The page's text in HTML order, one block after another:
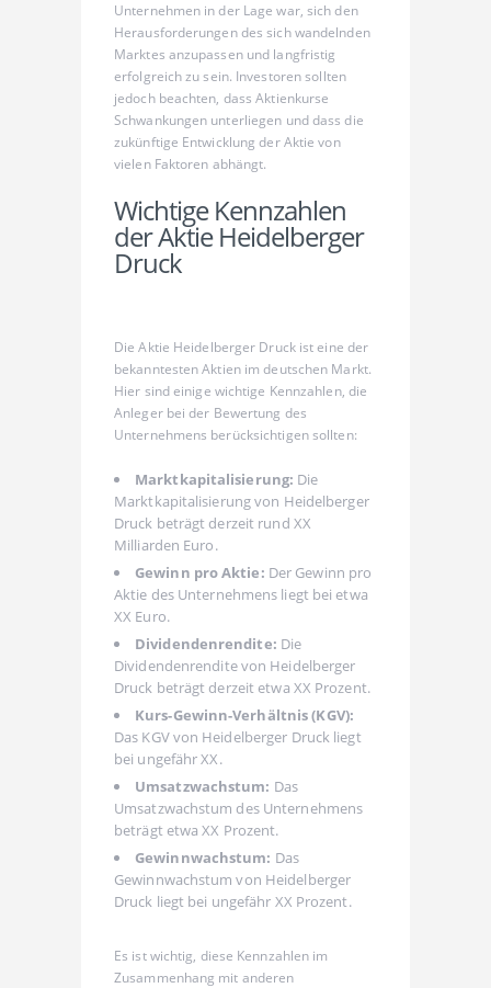
Unternehmen in der Lage war, sich den
Herausforderungen des sich wandelnden
Marktes anzupassen und langfristig
erfolgreich zu sein. Investoren sollten
jedoch beachten, dass Aktienkurse
Schwankungen unterliegen und dass die
zukünftige Entwicklung der Aktie von
vielen Faktoren abhängt.
Wichtige Kennzahlen
der Aktie Heidelberger
Druck
Die Aktie Heidelberger Druck ist eine der
bekanntesten Aktien im deutschen Markt.
Hier sind einige wichtige Kennzahlen, die
Anleger bei der Bewertung des
Unternehmens berücksichtigen sollten:
Marktkapitalisierung: Die
Marktkapitalisierung von Heidelberger
Druck beträgt derzeit rund XX
Milliarden Euro.
Gewinn pro Aktie: Der Gewinn pro
Aktie des Unternehmens liegt bei etwa
XX Euro.
Dividendenrendite: Die
Dividendenrendite von Heidelberger
Druck beträgt derzeit etwa XX Prozent.
Kurs-Gewinn-Verhältnis (KGV):
Das KGV von Heidelberger Druck liegt
bei ungefähr XX.
Umsatzwachstum: Das
Umsatzwachstum des Unternehmens
beträgt etwa XX Prozent.
Gewinnwachstum: Das
Gewinnwachstum von Heidelberger
Druck liegt bei ungefähr XX Prozent.
Es ist wichtig, diese Kennzahlen im
Zusammenhang mit anderen